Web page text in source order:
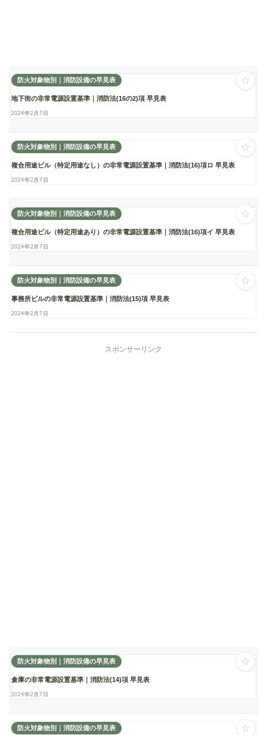
防火対象物別｜消防設備の早見表
地下街の非常電源設置基準｜消防法(16の2)項 早見表
2024年2月7日
☆
防火対象物別｜消防設備の早見表
複合用途ビル（特定用途なし）の非常電源設置基準｜消防法(16)項ロ 早見表
2024年2月7日
☆
防火対象物別｜消防設備の早見表
複合用途ビル（特定用途あり）の非常電源設置基準｜消防法(16)項イ 早見表
2024年2月7日
☆
防火対象物別｜消防設備の早見表
事務所ビルの非常電源設置基準｜消防法(15)項 早見表
2024年2月7日
☆
スポンサーリンク
防火対象物別｜消防設備の早見表
倉庫の非常電源設置基準｜消防法(14)項 早見表
2024年2月7日
☆
防火対象物別｜消防設備の早見表 ☆